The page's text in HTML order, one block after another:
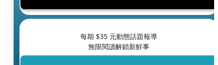
每期 $35 元動態話題報導
無限閱讀解鎖新鮮事